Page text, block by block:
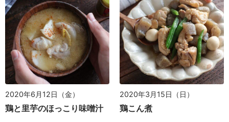
2020年6月12日（金）
鶏と里芋のほっこり味噌汁
2020年3月15日（日）
鶏こん煮